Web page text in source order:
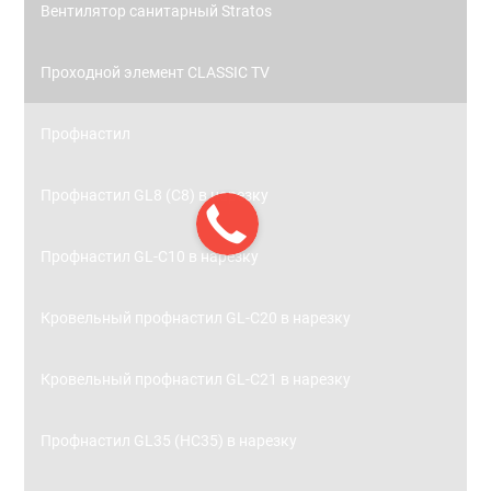
Вентилятор санитарный Stratos
Проходной элемент CLASSIC TV
Профнастил
Профнастил GL8 (С8) в нарезку
Профнастил GL-С10 в нарезку
Кровельный профнастил GL-С20 в нарезку
Кровельный профнастил GL-С21 в нарезку
Профнастил GL35 (НС35) в нарезку